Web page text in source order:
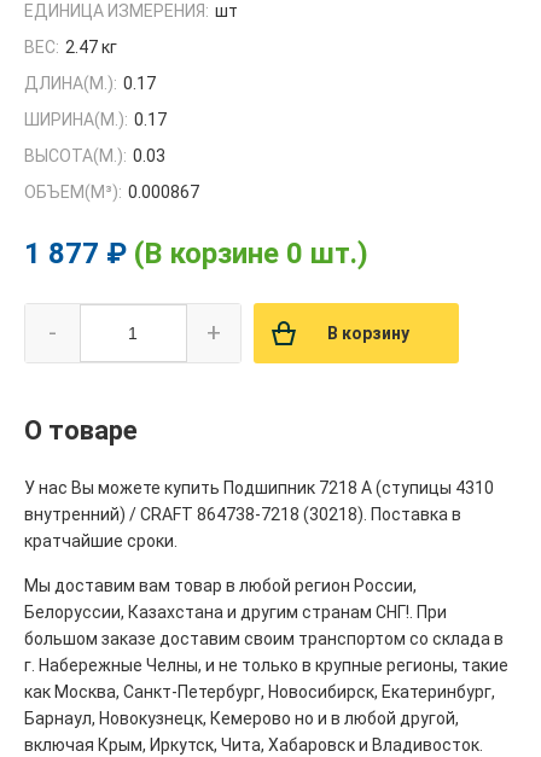
ЕДИНИЦА ИЗМЕРЕНИЯ: шт
ВЕС: 2.47 кг
ДЛИНА(М.): 0.17
ШИРИНА(М.): 0.17
ВЫСОТА(М.): 0.03
ОБЪЕМ(M³): 0.000867
1 877 ₽ (В корзине 0 шт.)
- + В корзину
О товаре
У нас Вы можете купить Подшипник 7218 А (ступицы 4310
внутренний) / CRAFT 864738-7218 (30218). Поставка в
кратчайшие сроки.
Мы доставим вам товар в любой регион России,
Белоруссии, Казахстана и другим странам СНГ!. При
большом заказе доставим своим транспортом со склада в
г. Набережные Челны, и не только в крупные регионы, такие
как Москва, Санкт-Петербург, Новосибирск, Екатеринбург,
Барнаул, Новокузнецк, Кемерово но и в любой другой,
включая Крым, Иркутск, Чита, Хабаровск и Владивосток.